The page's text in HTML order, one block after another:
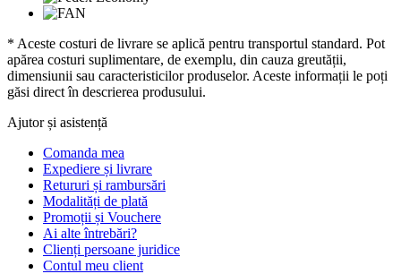
* Aceste costuri de livrare se aplică pentru transportul standard. Pot
apărea costuri suplimentare, de exemplu, din cauza greutății,
dimensiunii sau caracteristicilor produselor. Aceste informații le poți
găsi direct în descrierea produsului.
Ajutor și asistență
Comanda mea
Expediere și livrare
Retururi și rambursări
Modalități de plată
Promoții și Vouchere
Ai alte întrebări?
Clienți persoane juridice
Contul meu client